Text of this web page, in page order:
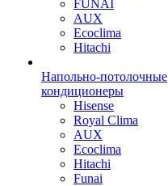
FUNAI
AUX
Ecoclima
Hitachi
Напольно-потолочные
кондиционеры
Hisense
Royal Clima
AUX
Ecoclima
Hitachi
Funai